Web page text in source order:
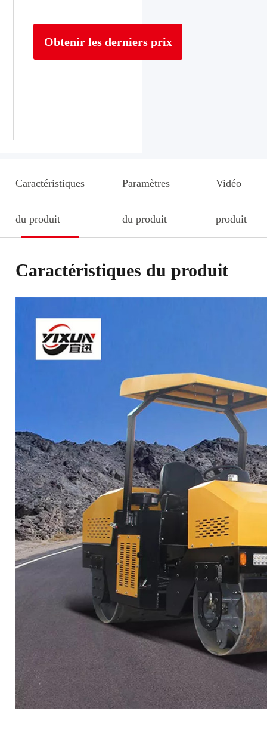
Obtenir les derniers prix
Caractéristiques
du produit
Paramètres
du produit
Vidéo
produit
Caractéristiques du produit